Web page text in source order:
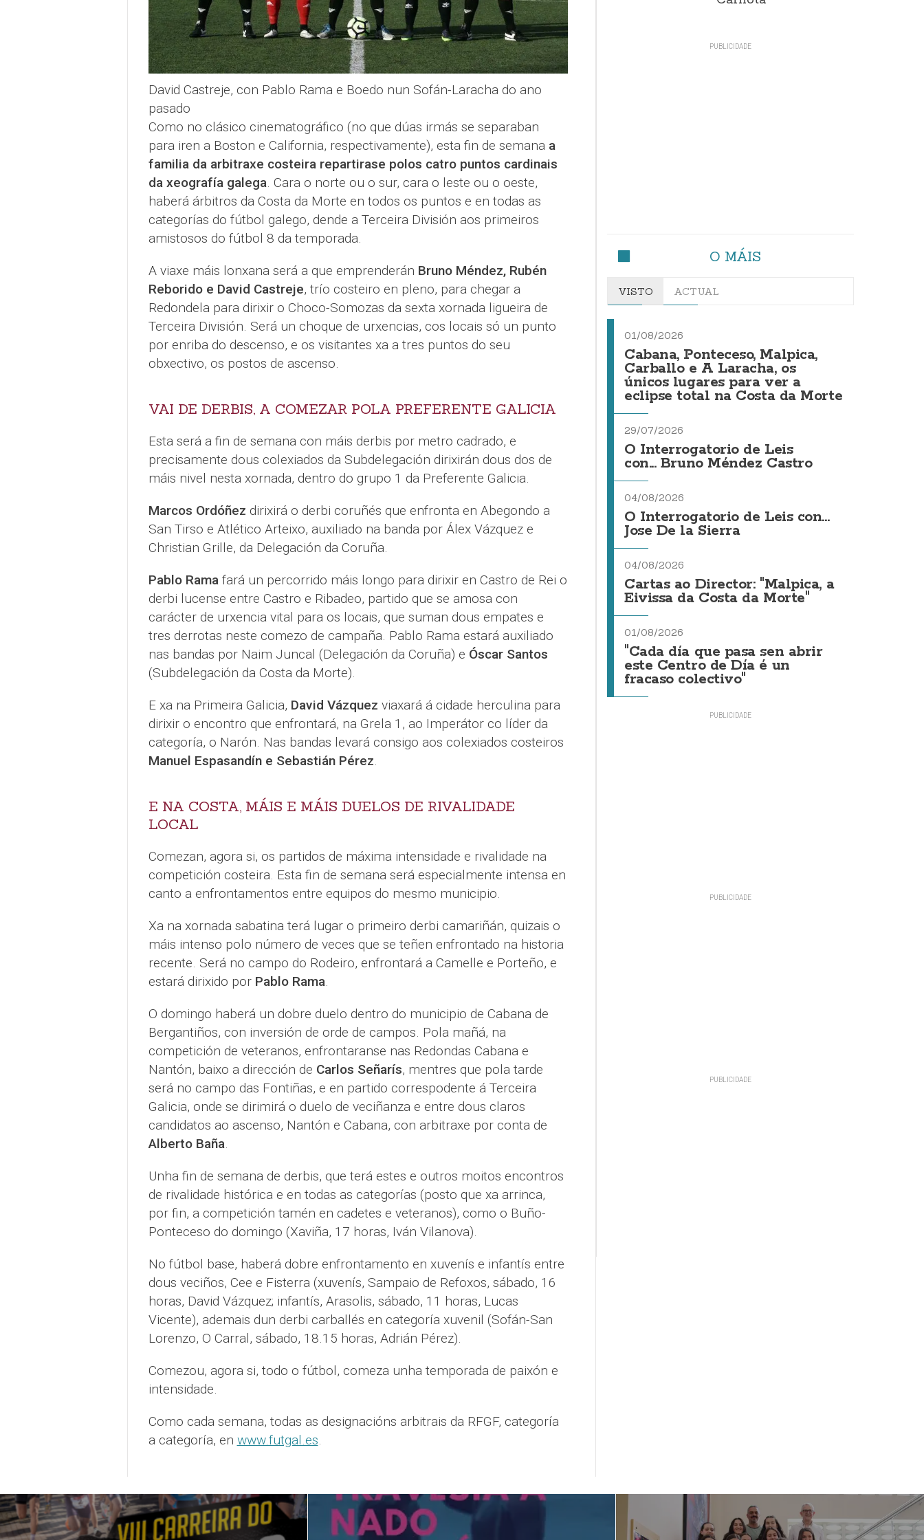
David Castreje, con Pablo Rama e Boedo nun Sofán-Laracha do ano
pasado
Como no clásico cinematográfico (no que dúas irmás se separaban
para iren a Boston e California, respectivamente), esta fin de semana a
familia da arbitraxe costeira repartirase polos catro puntos cardinais
da xeografía galega. Cara o norte ou o sur, cara o leste ou o oeste,
haberá árbitros da Costa da Morte en todos os puntos e en todas as
categorías do fútbol galego, dende a Terceira División aos primeiros
amistosos do fútbol 8 da temporada.
A viaxe máis lonxana será a que emprenderán Bruno Méndez, Rubén
Reborido e David Castreje, trío costeiro en pleno, para chegar a
Redondela para dirixir o Choco-Somozas da sexta xornada ligueira de
Terceira División. Será un choque de urxencias, cos locais só un punto
por enriba do descenso, e os visitantes xa a tres puntos do seu
obxectivo, os postos de ascenso.
VAI DE DERBIS, A COMEZAR POLA PREFERENTE GALICIA
Esta será a fin de semana con máis derbis por metro cadrado, e
precisamente dous colexiados da Subdelegación dirixirán dous dos de
máis nivel nesta xornada, dentro do grupo 1 da Preferente Galicia.
Marcos Ordóñez dirixirá o derbi coruñés que enfronta en Abegondo a
San Tirso e Atlético Arteixo, auxiliado na banda por Álex Vázquez e
Christian Grille, da Delegación da Coruña.
Pablo Ramafará un percorrido máis longo para dirixir en Castro de Rei o
derbi lucense entre Castro e Ribadeo, partido que se amosa con
carácter de urxencia vital para os locais, que suman dous empates e
tres derrotas neste comezo de campaña. Pablo Rama estará auxiliado
nas bandas por Naim Juncal (Delegación da Coruña) e Óscar Santos
(Subdelegación da Costa da Morte).
E xa na Primeira Galicia, David Vázquez viaxará á cidade herculina para
dirixir o encontro que enfrontará, na Grela 1, ao Imperátor co líder da
categoría, o Narón. Nas bandas levará consigo aos colexiados costeiros
Manuel Espasandín e Sebastián Pérez.
E NA COSTA, MÁIS E MÁIS DUELOS DE RIVALIDADE
LOCAL
Comezan, agora si, os partidos de máxima intensidade e rivalidade na
competición costeira. Esta fin de semana será especialmente intensa en
canto a enfrontamentos entre equipos do mesmo municipio.
Xa na xornada sabatina terá lugar o primeiro derbi camariñán, quizais o
máis intenso polo número de veces que se teñen enfrontado na historia
recente. Será no campo do Rodeiro, enfrontará a Camelle e Porteño, e
estará dirixido por Pablo Rama.
O domingo haberá un dobre duelo dentro do municipio de Cabana de
Bergantiños, con inversión de orde de campos. Pola mañá, na
competición de veteranos, enfrontaranse nas Redondas Cabana e
Nantón, baixo a dirección de Carlos Señarís, mentres que pola tarde
será no campo das Fontiñas, e en partido correspodente á Terceira
Galicia, onde se dirimirá o duelo de veciñanza e entre dous claros
candidatos ao ascenso, Nantón e Cabana, con arbitraxe por conta de
Alberto Baña.
Unha fin de semana de derbis, que terá estes e outros moitos encontros
de rivalidade histórica e en todas as categorías (posto que xa arrinca,
por fin, a competición tamén en cadetes e veteranos), como o Buño-
Ponteceso do domingo (Xaviña, 17 horas, Iván Vilanova).
No fútbol base, haberá dobre enfrontamento en xuvenís e infantís entre
dous veciños, Cee e Fisterra (xuvenís, Sampaio de Refoxos, sábado, 16
horas, David Vázquez; infantís, Arasolis, sábado, 11 horas, Lucas
Vicente), ademais dun derbi carballés en categoría xuvenil (Sofán-San
Lorenzo, O Carral, sábado, 18.15 horas, Adrián Pérez).
Comezou, agora si, todo o fútbol, comeza unha temporada de paixón e
intensidade.
Como cada semana, todas as designacións arbitrais da RFGF, categoría
a categoría, en www.futgal.es.
O MÁIS
VISTO ACTUAL
01/08/2026
Cabana, Ponteceso, Malpica,
Carballo e A Laracha, os
únicos lugares para ver a
eclipse total na Costa da Morte
29/07/2026
O Interrogatorio de Leis
con... Bruno Méndez Castro
04/08/2026
O Interrogatorio de Leis con...
Jose De la Sierra
04/08/2026
Cartas ao Director: "Malpica, a
Eivissa da Costa da Morte"
01/08/2026
"Cada día que pasa sen abrir
este Centro de Día é un
fracaso colectivo"